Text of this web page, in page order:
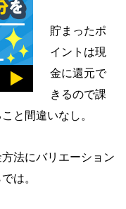
貯まったポ
イントは現
金に還元で
きるので課
と間違いなし。
法にバリエーション
は。